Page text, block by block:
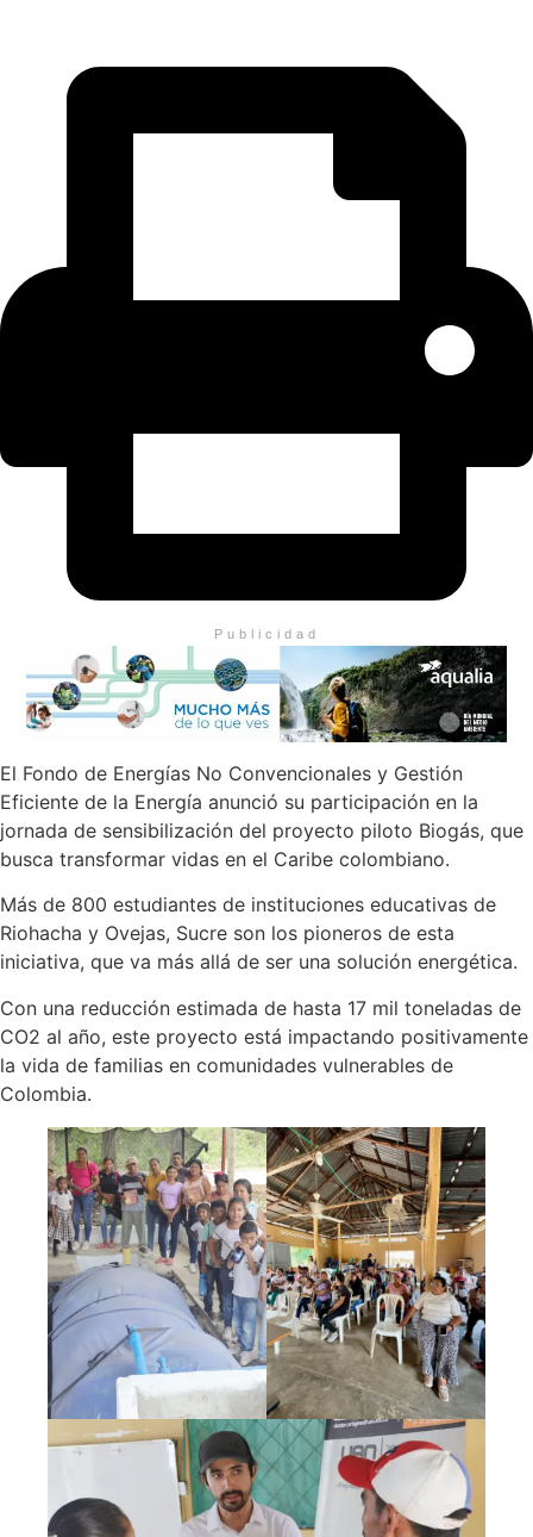
Publicidad
El Fondo de Energías No Convencionales y Gestión
Eficiente de la Energía anunció su participación en la
jornada de sensibilización del proyecto piloto Biogás, que
busca transformar vidas en el Caribe colombiano.
Más de 800 estudiantes de instituciones educativas de
Riohacha y Ovejas, Sucre son los pioneros de esta
iniciativa, que va más allá de ser una solución energética.
Con una reducción estimada de hasta 17 mil toneladas de
CO2 al año, este proyecto está impactando positivamente
la vida de familias en comunidades vulnerables de
Colombia.